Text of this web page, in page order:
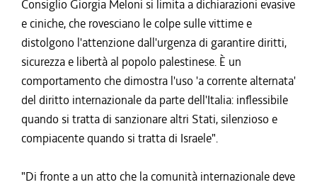
Consiglio Giorgia Meloni si limita a dichiarazioni evasive
e ciniche, che rovesciano le colpe sulle vittime e
distolgono l'attenzione dall'urgenza di garantire diritti,
sicurezza e libertà al popolo palestinese. È un
comportamento che dimostra l'uso 'a corrente alternata'
del diritto internazionale da parte dell'Italia: inflessibile
quando si tratta di sanzionare altri Stati, silenzioso e
compiacente quando si tratta di Israele".
"Di fronte a un atto che la comunità internazionale deve